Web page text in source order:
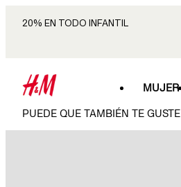
20% EN TODO INFANTIL
MUJER
PUEDE QUE TAMBIÉN TE GUSTE